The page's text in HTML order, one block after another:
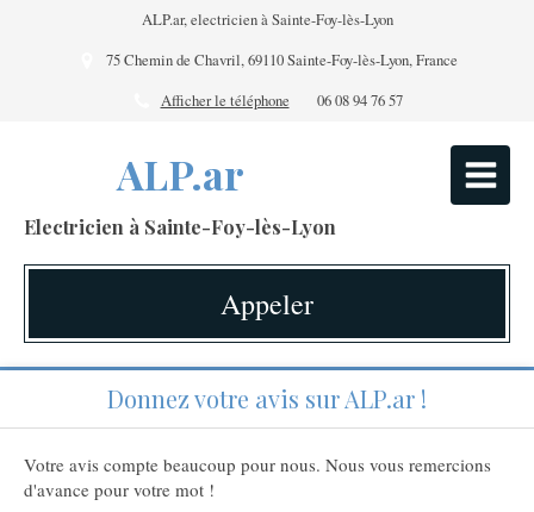
ALP.ar, electricien à Sainte-Foy-lès-Lyon
75 Chemin de Chavril, 69110 Sainte-Foy-lès-Lyon, France
Afficher le téléphone
06 08 94 76 57
ALP.ar
Electricien à Sainte-Foy-lès-Lyon
Appeler
Donnez votre avis sur ALP.ar !
Votre avis compte beaucoup pour nous. Nous vous remercions
d'avance pour votre mot !